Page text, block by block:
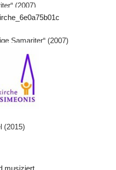
(2007)
Samariter“ (2007)
(2015)